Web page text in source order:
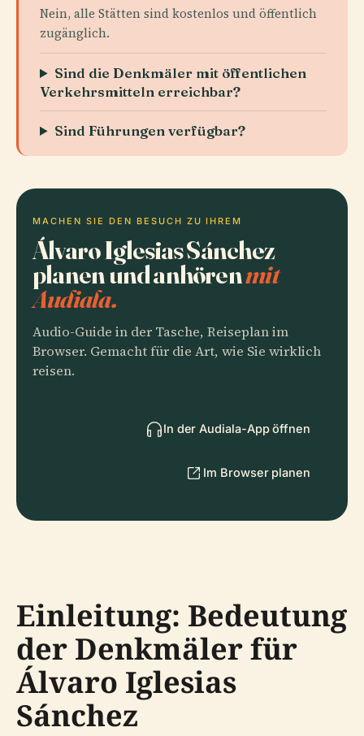
Nein, alle Stätten sind kostenlos und öffentlich
zugänglich.
Sind die Denkmäler mit öffentlichen
Verkehrsmitteln erreichbar?
Sind Führungen verfügbar?
MACHEN SIE DEN BESUCH ZU IHREM
Álvaro Iglesias Sánchez
planen und anhörenmit
Audiala.
Audio-Guide in der Tasche, Reiseplan im
Browser. Gemacht für die Art, wie Sie wirklich
reisen.
In der Audiala-App öffnen
Im Browser planen
Einleitung: Bedeutung
der Denkmäler für
Álvaro Iglesias
Sánchez